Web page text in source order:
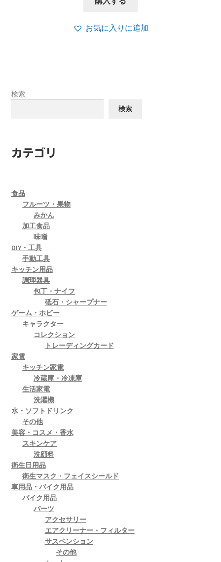
お気に入りに追加
検索
検索
カテゴリ
食品
フルーツ・果物
みかん
加工食品
味噌
DIY・工具
手動工具
キッチン用品
調理器具
包丁・ナイフ
砥石・シャープナー
ゲーム・ホビー
キャラクター
コレクション
トレーディングカード
家電
キッチン家電
冷蔵庫・冷凍庫
生活家電
洗濯機
水・ソフトドリンク
その他
美容・コスメ・香水
スキンケア
洗顔料
衛生日用品
衛生マスク・フェイスシールド
車用品・バイク用品
バイク用品
パーツ
アクセサリー
エアクリーナー・フィルター
サスペンション
その他